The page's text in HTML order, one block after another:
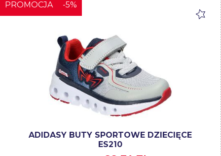
PROMOCJA -5%
ADIDASY BUTY SPORTOWE DZIECIĘCE
ES210